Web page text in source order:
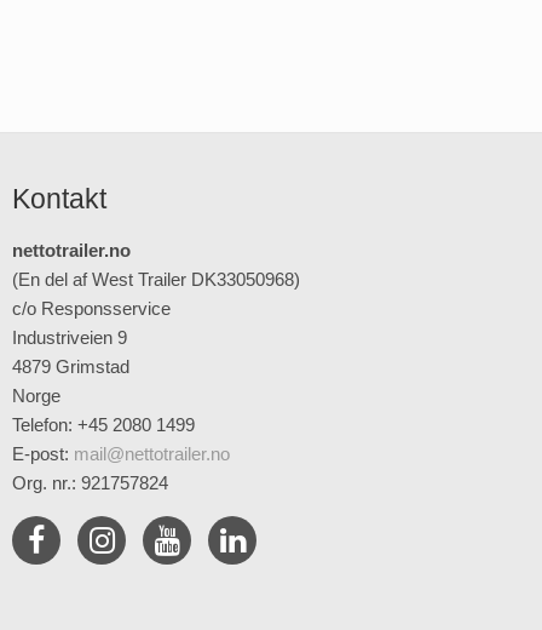
Kontakt
nettotrailer.no
(En del af West Trailer DK33050968)
c/o Responsservice
Industriveien 9
4879 Grimstad
Norge
Telefon: +45 2080 1499
E-post: mail@nettotrailer.no
Org. nr.: 921757824